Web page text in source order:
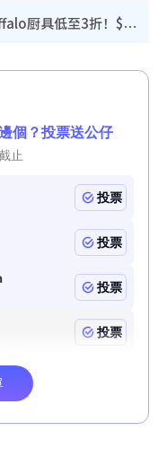
厨具优惠｜普乐氏/意美厨/Buffalo厨具低至3折！$89起买煎锅/炒锅/个人锅 同场小家电激减至$99起